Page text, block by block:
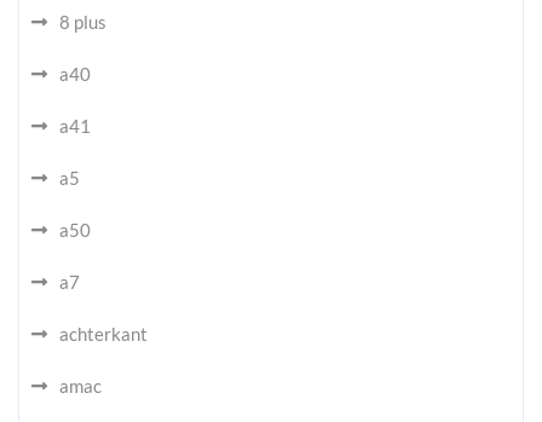
8 plus
a40
a41
a5
a50
a7
achterkant
amac